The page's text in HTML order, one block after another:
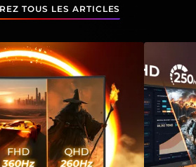
TOUS LES ARTICLES
trois taux de rafraîchissement